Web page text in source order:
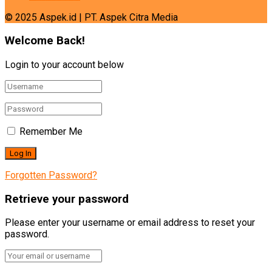
© 2025 Aspek.id | PT. Aspek Citra Media
Welcome Back!
Login to your account below
Remember Me
Forgotten Password?
Retrieve your password
Please enter your username or email address to reset your
password.